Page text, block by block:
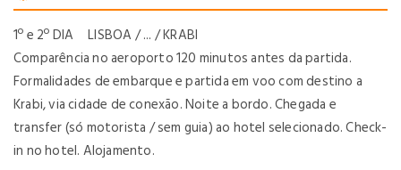
1º e 2º DIA LISBOA / ... / KRABI
Comparência no aeroporto 120 minutos antes da partida.
Formalidades de embarque e partida em voo com destino a
Krabi, via cidade de conexão. Noite a bordo. Chegada e
transfer (só motorista / sem guia) ao hotel selecionado. Check-
in no hotel. Alojamento.